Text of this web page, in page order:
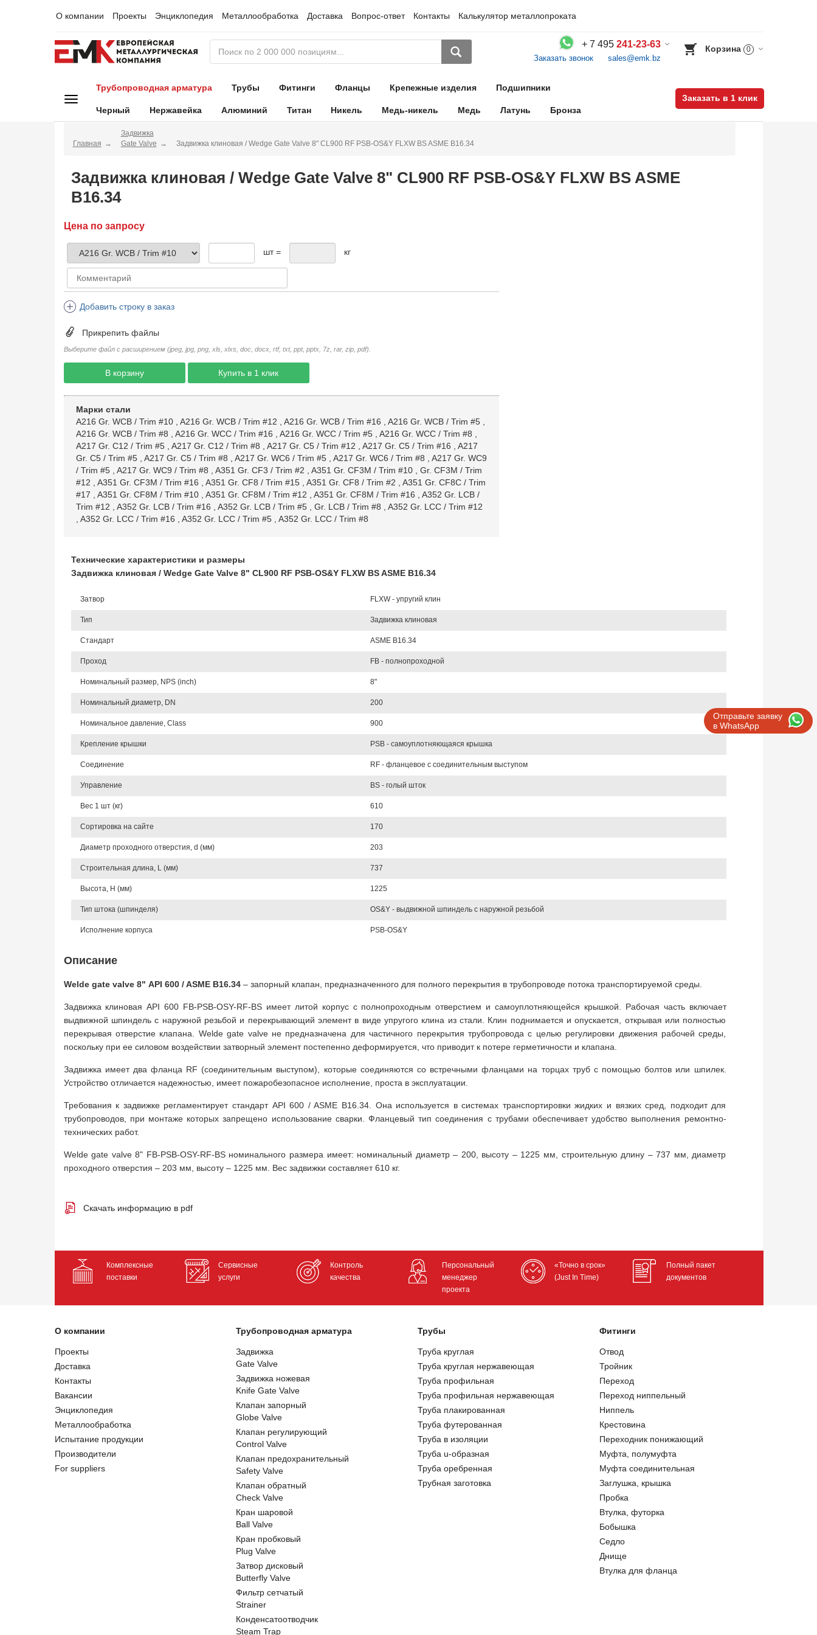
О компании Проекты Энциклопедия Металлообработка Доставка Вопрос-ответ Контакты Калькулятор металлопроката
+ 7 495 241-23-63
Заказать звонок sales@emk.bz
Корзина 0
Трубопроводная арматура Трубы Фитинги Фланцы Крепежные изделия Подшипники
Черный Нержавейка Алюминий Титан Никель Медь-никель Медь Латунь Бронза
Заказать в 1 клик
Отправьте заявку
в WhatsApp
Главная
Задвижка
Gate Valve
Задвижка клиновая / Wedge Gate Valve 8" CL900 RF PSB-OS&Y FLXW BS ASME B16.34
Задвижка клиновая / Wedge Gate Valve 8" CL900 RF PSB-OS&Y FLXW BS ASME
B16.34
Цена по запросу
шт = кг
Добавить строку в заказ
Прикрепить файлы
Выберите файл с расширением (jpeg, jpg, png, xls, xlxs, doc, docx, rtf, txt, ppt, pptx, 7z, rar, zip, pdf).
В корзину Купить в 1 клик
Марки стали
A216 Gr. WCB / Trim #10, A216 Gr. WCB / Trim #12 A216 Gr. WCB / Trim #16 A216 Gr. WCB / Trim #5,
A216 Gr. WCB / Trim #8
A216 Gr. WCC / Trim #16 A216 Gr. WCC / Trim #5, A216 Gr. WCC / Trim #8
A217 Gr. C12 / Trim #5, A217 Gr. C12 / Trim #8 A217 Gr. C5 / Trim #12 A217 Gr. C5 / Trim #16
A217
Gr. C5 / Trim #5, A217 Gr. C5 / Trim #8 A217 Gr. WC6 / Trim #5, A217 Gr. WC6 / Trim #8
A217 Gr. WC9
/ Trim #5, A217 Gr. WC9 / Trim #8 A351 Gr. CF3 / Trim #2 A351 Gr. CF3M / Trim #10, Gr. CF3M / Trim
#12
A351 Gr. CF3M / Trim #16 A351 Gr. CF8 / Trim #15, A351 Gr. CF8 / Trim #2
A351 Gr. CF8C / Trim
#17
A351 Gr. CF8M / Trim #10, A351 Gr. CF8M / Trim #12 A351 Gr. CF8M / Trim #16
A352 Gr. LCB /
Trim #12
A352 Gr. LCB / Trim #16 A352 Gr. LCB / Trim #5, Gr. LCB / Trim #8
A352 Gr. LCC / Trim #12
A352 Gr. LCC / Trim #16 A352 Gr. LCC / Trim #5, A352 Gr. LCC / Trim #8
Технические характеристики и размеры
Задвижка клиновая / Wedge Gate Valve 8" CL900 RF PSB-OS&Y FLXW BS ASME B16.34
Затвор FLXW - упругий клин
Тип Задвижка клиновая
Стандарт ASME B16.34
Проход FB - полнопроходной
Номинальный размер, NPS (inch) 8"
Номинальный диаметр, DN 200
Номинальное давление, Class 900
Крепление крышки PSB - самоуплотняющаяся крышка
Соединение RF - фланцевое с соединительным выступом
Управление BS - голый шток
Вес 1 шт (кг) 610
Сортировка на сайте 170
Диаметр проходного отверстия, d (мм) 203
Строительная длина, L (мм) 737
Высота, Н (мм) 1225
Тип штока (шпинделя) OS&Y - выдвижной шпиндель с наружной резьбой
Исполнение корпуса PSB-OS&Y
Описание
Welde gate valve 8" API 600 / ASME B16.34– запорный клапан, предназначенного для полного перекрытия в трубопроводе потока транспортируемой среды.
Задвижка клиновая API 600 FB-PSB-OSY-RF-BS имеет литой корпус с полнопроходным отверстием и самоуплотняющейся крышкой. Рабочая часть включает
выдвижной шпиндель с наружной резьбой и перекрывающий элемент в виде упругого клина из стали. Клин поднимается и опускается, открывая или полностью
перекрывая отверстие клапана. Welde gate valve не предназначена для частичного перекрытия трубопровода с целью регулировки движения рабочей среды,
поскольку при ее силовом воздействии затворный элемент постепенно деформируется, что приводит к потере герметичности и клапана.
Задвижка имеет два фланца RF (соединительным выступом), которые соединяются со встречными фланцами на торцах труб с помощью болтов или шпилек.
Устройство отличается надежностью, имеет пожаробезопасное исполнение, проста в эксплуатации.
Требования к задвижке регламентирует стандарт API 600 / ASME B16.34. Она используется в системах транспортировки жидких и вязких сред, подходит для
трубопроводов, при монтаже которых запрещено использование сварки. Фланцевый тип соединения с трубами обеспечивает удобство выполнения ремонтно-
технических работ.
Welde gate valve 8" FB-PSB-OSY-RF-BS номинального размера имеет: номинальный диаметр – 200, высоту – 1225 мм, строительную длину – 737 мм, диаметр
проходного отверстия – 203 мм, высоту – 1225 мм. Вес задвижки составляет 610 кг.
Скачать информацию в pdf
Комплексные
поставки
Сервисные
услуги
Контроль
качества
Персональный
менеджер
проекта
«Точно в срок»
(Just In Time)
Полный пакет
документов
О компании
Проекты
Доставка
Контакты
Вакансии
Энциклопедия
Металлообработка
Испытание продукции
Производители
For suppliers
Трубопроводная арматура
Задвижка
Gate Valve
Задвижка ножевая
Knife Gate Valve
Клапан запорный
Globe Valve
Клапан регулирующий
Control Valve
Клапан предохранительный
Safety Valve
Клапан обратный
Check Valve
Кран шаровой
Ball Valve
Кран пробковый
Plug Valve
Затвор дисковый
Butterfly Valve
Фильтр сетчатый
Strainer
Конденсатоотводчик
Steam Trap
Трубы
Труба круглая
Труба круглая нержавеющая
Труба профильная
Труба профильная нержавеющая
Труба плакированная
Труба футерованная
Труба в изоляции
Труба u-образная
Труба оребренная
Трубная заготовка
Фитинги
Отвод
Тройник
Переход
Переход ниппельный
Ниппель
Крестовина
Переходник понижающий
Муфта, полумуфта
Муфта соединительная
Заглушка, крышка
Пробка
Втулка, футорка
Бобышка
Седло
Днище
Втулка для фланца